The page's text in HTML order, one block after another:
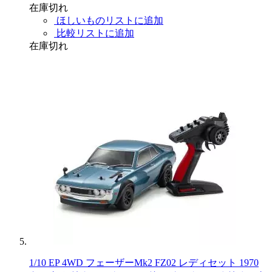
在庫切れ
ほしいものリストに追加
比較リストに追加
在庫切れ
1/10 EP 4WD フェーザーMk2 FZ02 レディセット 1970